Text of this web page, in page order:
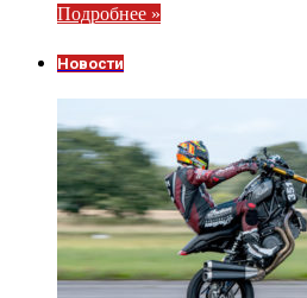
Подробнее »
Новости